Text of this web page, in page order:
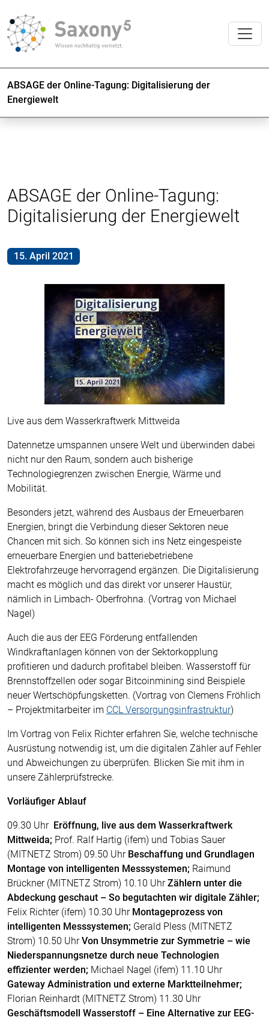
ABSAGE der Online-Tagung: Digitalisierung der
Energiewelt
ABSAGE der Online-Tagung:
Digitalisierung der Energiewelt
15. April 2021
Live aus dem Wasserkraftwerk Mittweida
Datennetze umspannen unsere Welt und überwinden dabei
nicht nur den Raum, sondern auch bisherige
Technologiegrenzen zwischen Energie, Wärme und
Mobilität.
Besonders jetzt, während des Ausbaus der Erneuerbaren
Energien, bringt die Verbindung dieser Sektoren neue
Chancen mit sich. So können sich ins Netz eingespeiste
erneuerbare Energien und batteriebetriebene
Elektrofahrzeuge hervorragend ergänzen. Die Digitalisierung
macht es möglich und das direkt vor unserer Haustür,
nämlich in Limbach- Oberfrohna. (Vortrag von Michael
Nagel)
Auch die aus der EEG Förderung entfallenden
Windkraftanlagen können von der Sektorkopplung
profitieren und dadurch profitabel bleiben. Wasserstoff für
Brennstoffzellen oder sogar Bitcoinmining sind Beispiele
neuer Wertschöpfungsketten. (Vortrag von Clemens Fröhlich
– Projektmitarbeiter im CCL Versorgungsinfrastruktur)
Im Vortrag von Felix Richter erfahren Sie, welche technische
Ausrüstung notwendig ist, um die digitalen Zähler auf Fehler
und Abweichungen zu überprüfen. Blicken Sie mit ihm in
unsere Zählerprüfstrecke.
Vorläufiger Ablauf
09.30 Uhr Eröffnung, live aus dem Wasserkraftwerk
Mittweida; Prof. Ralf Hartig (ifem) und Tobias Sauer
(MITNETZ Strom) 09.50 Uhr Beschaffung und Grundlagen
Montage von intelligenten Messsystemen; Raimund
Brückner (MITNETZ Strom) 10.10 UhrZählern unter die
Abdeckung geschaut – So begutachten wir digitale Zähler;
Felix Richter (ifem) 10.30 Uhr Montageprozess von
intelligenten Messsystemen; Gerald Pless (MITNETZ
Strom) 10.50 UhrVon Unsymmetrie zur Symmetrie – wie
Niederspannungsnetze durch neue Technologien
effizienter werden; Michael Nagel (ifem) 11.10 Uhr
Gateway Administration und externe Marktteilnehmer;
Florian Reinhardt (MITNETZ Strom) 11.30 Uhr
Geschäftsmodell Wasserstoff – Eine Alternative zur EEG-